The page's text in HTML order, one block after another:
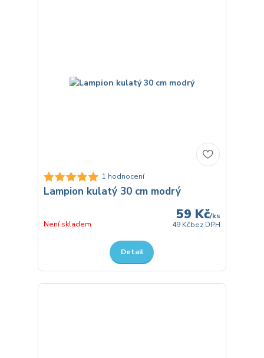
1 hodnocení
Lampion kulatý 30 cm modrý
59 Kč/ks
49 Kčbez DPH
Není skladem
Detail